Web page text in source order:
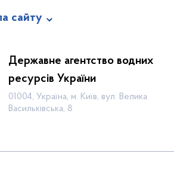
сайту
центр
організації
Державне агентство водних
ресурсів України
01004, Україна, м. Київ, вул. Велика
Васильківська, 8